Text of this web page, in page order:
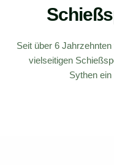
Seit über 6
vielseitigen
Sythen